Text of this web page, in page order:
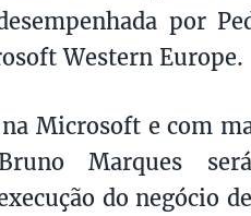
por
Western Europe.
Microsoft e com
Marques
do negócio de